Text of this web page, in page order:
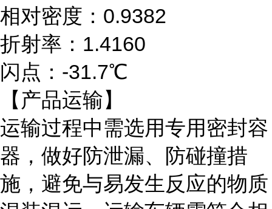
相对密度：0.9382
折射率：1.4160
闪点：-31.7℃
【产品运输】
运输过程中需选用专用密封容
器，做好防泄漏、防碰撞措
施，避免与易发生反应的物质